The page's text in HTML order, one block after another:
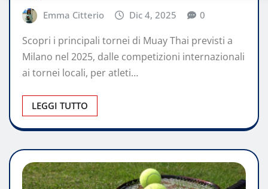
Emma Citterio Dic 4, 2025 0
Scopri i principali tornei di Muay Thai previsti a
Milano nel 2025, dalle competizioni internazionali
ai tornei locali, per atleti…
LEGGI TUTTO